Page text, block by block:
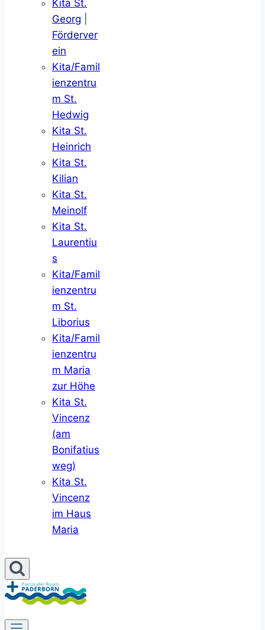
Kita St.
Georg
Förderver
ein
Kita/Famil
ienzentru
m St.
Hedwig
Kita St.
Heinrich
Kita St.
Kilian
Kita St.
Meinolf
Kita St.
Laurentiu
s
Kita/Famil
ienzentru
m St.
Liborius
Kita/Famil
ienzentru
m Maria
zur Höhe
Kita St.
Vincenz
(am
Bonifatius
weg)
Kita St.
Vincenz
im Haus
Maria